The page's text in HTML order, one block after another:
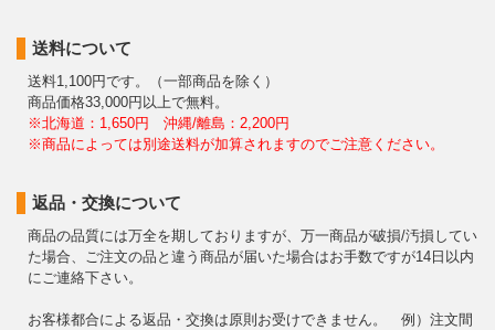
送料について
送料1,100円です。（一部商品を除く）
商品価格33,000円以上で無料。
※北海道：1,650円 沖縄/離島：2,200円
※商品によっては別途送料が加算されますのでご注意ください。
返品・交換について
商品の品質には万全を期しておりますが、万一商品が破損/汚損してい
た場合、ご注文の品と違う商品が届いた場合はお手数ですが14日以内
にご連絡下さい。
お客様都合による返品・交換は原則お受けできません。 例）注文間